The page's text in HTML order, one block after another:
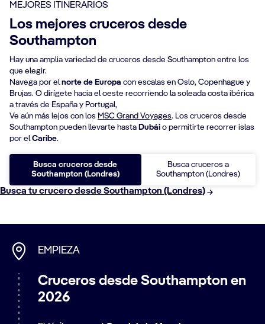
MEJORES ITINERARIOS
Los mejores cruceros desde
Southampton
Hay una amplia variedad de cruceros desde Southampton entre los
que elegir.
Navega por elnorte de Europa con escalas en Oslo, Copenhague y
Brujas. O dirígete hacia el oeste recorriendo la soleada costa ibérica
a través de España y Portugal,
Ve aún más lejos con los MSC Grand Voyages. Los cruceros desde
Southampton pueden llevarte hasta Dubái o permitirte recorrer islas
por elCaribe.
Busca cruceros desde
Southampton (Londres)
Busca cruceros a
Southampton (Londres)
Busca tu crucero desde Southampton (Londres)
EMPIEZA
Cruceros desde Southampton en
2026